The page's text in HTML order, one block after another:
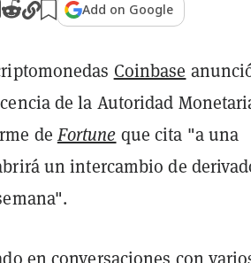
Add on Google
Coinbase
de la Autoridad
deFortune que cita "a una
un intercambio de